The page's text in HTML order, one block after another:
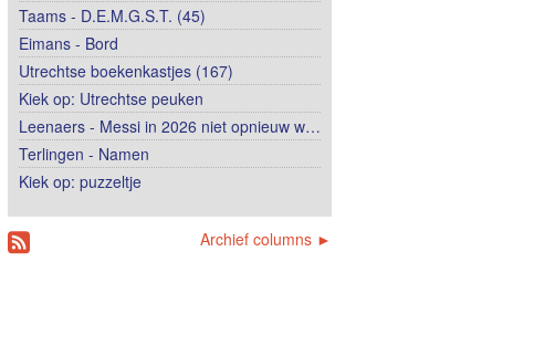
Taams - D.E.M.G.S.T. (45)
Eimans - Bord
Utrechtse boekenkastjes (167)
Kiek op: Utrechtse peuken
Leenaers - Messi in 2026 niet opnieuw w…
Terlingen - Namen
Kiek op: puzzeltje
Archief columns ►